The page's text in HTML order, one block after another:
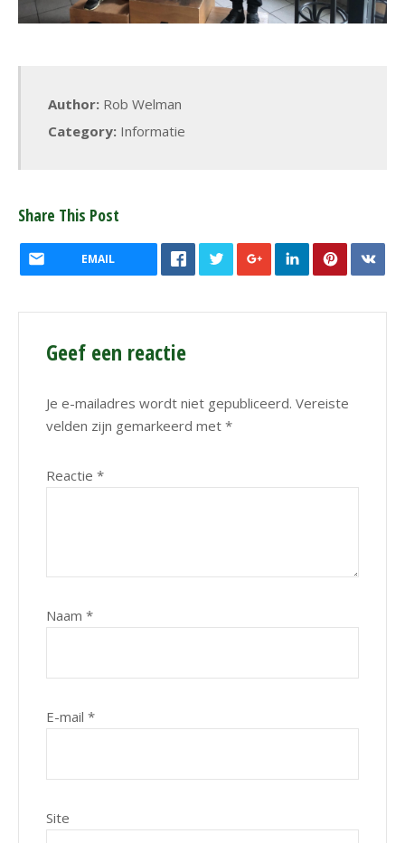
Author: Rob Welman
Category: Informatie
Share This Post
EMAIL
Geef een reactie
Je e-mailadres wordt niet gepubliceerd. Vereiste
velden zijn gemarkeerd met *
Reactie *
Naam *
E-mail *
Site